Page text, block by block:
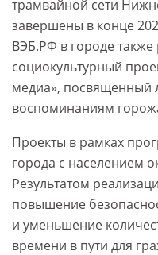
трамвайной сети
завершены в конце
ВЭБ.РФ в городе также
социокультурный
медиа», посвященный
воспоминаниям
Проекты в рамках
города с населением
Результатом
повышение
и уменьшение
времени в пути для